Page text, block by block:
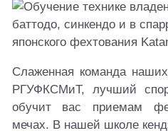
Слаженная команда
РГУФКСМиТ, лучший
обучит вас приемам
мечах. В нашей школе